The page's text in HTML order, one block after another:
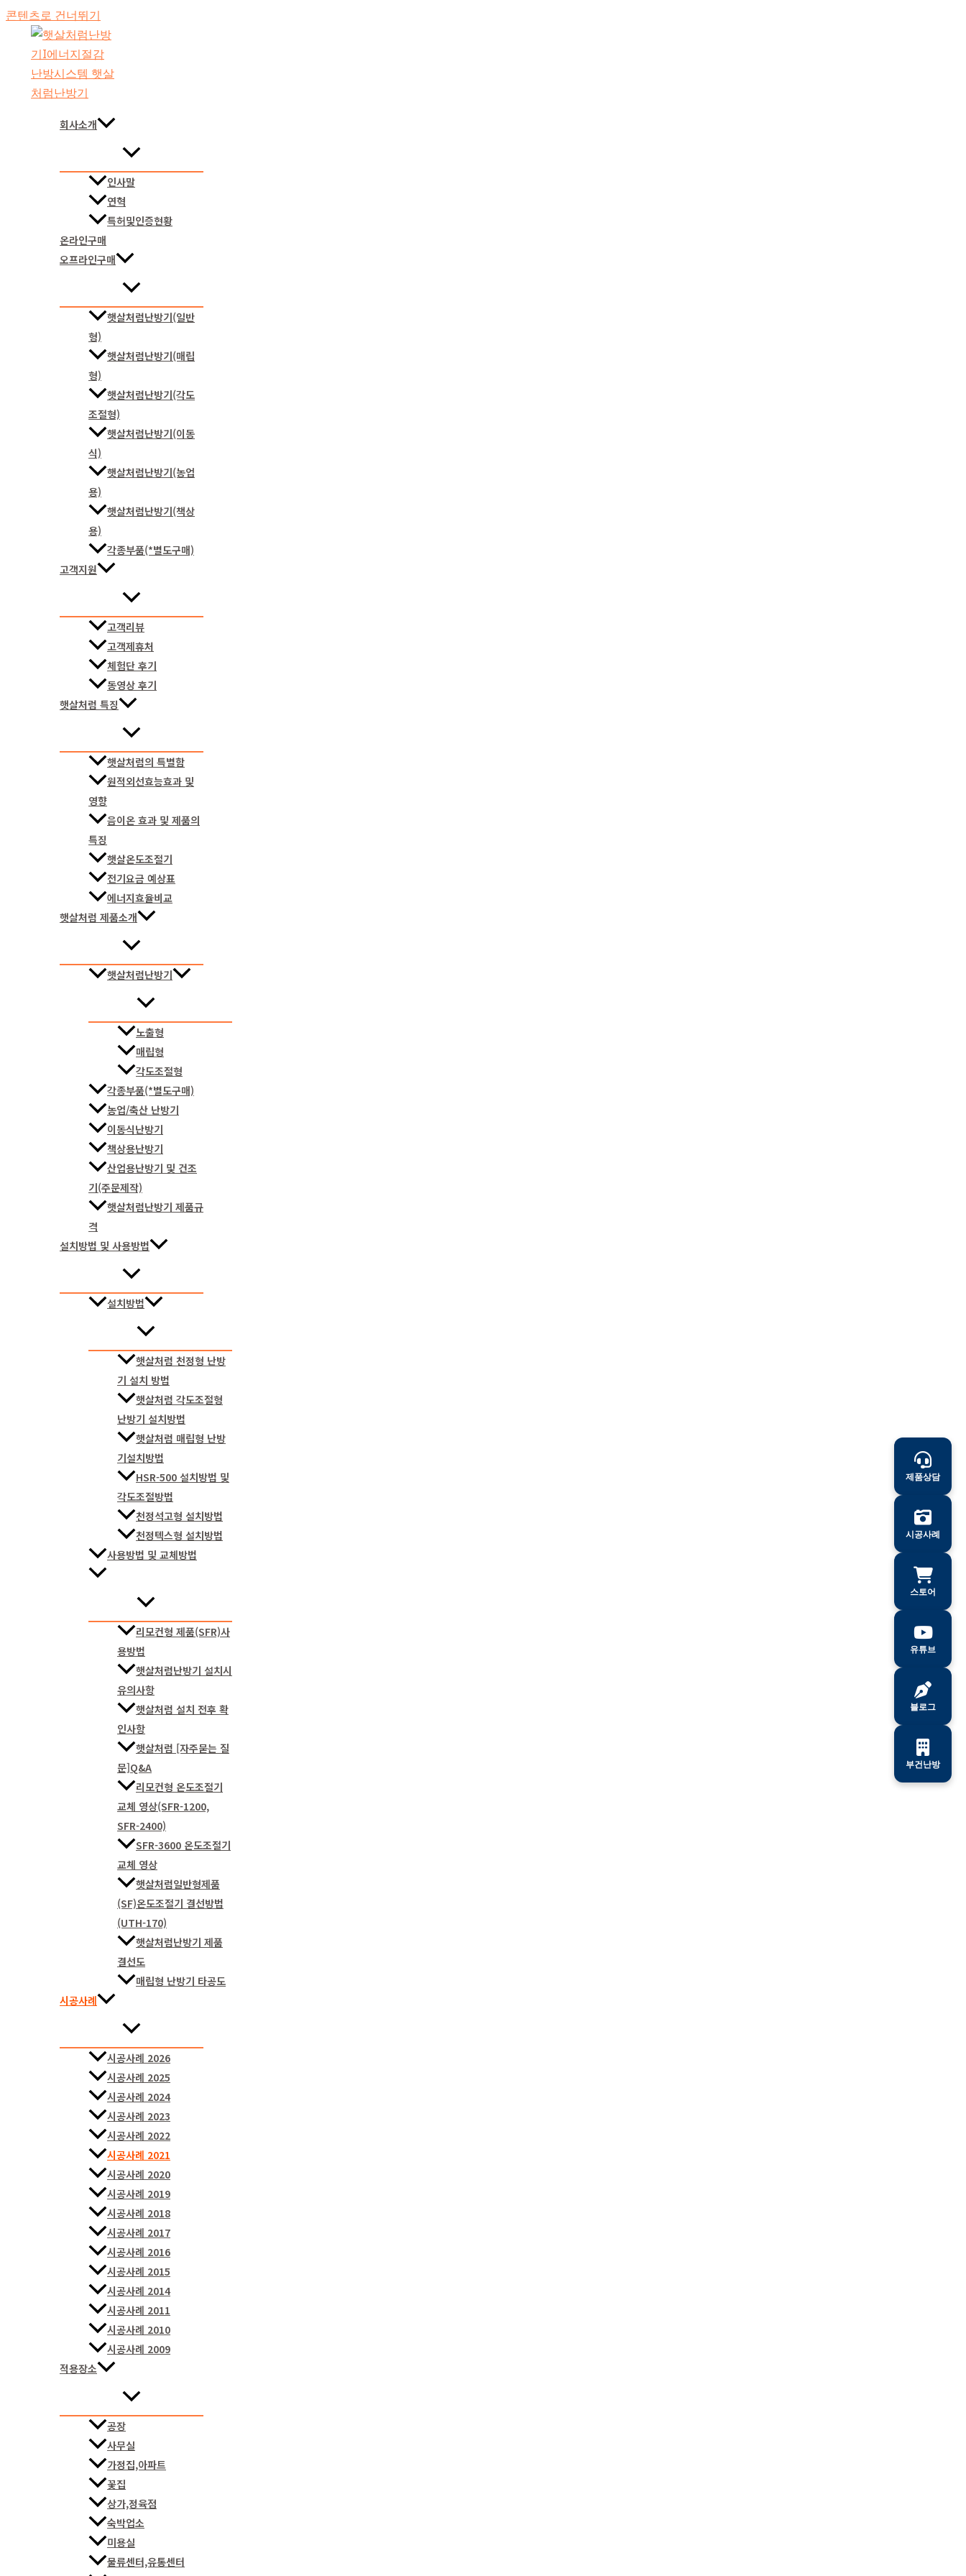
제품상담
시공사례
스토어
유튜브
블로그
부건난방
콘텐츠로 건너뛰기
회사소개
인사말
연혁
특허및인증현황
온라인구매
오프라인구매
햇살처럼난방기(일반
형)
햇살처럼난방기(매립
형)
햇살처럼난방기(각도
조절형)
햇살처럼난방기(이동
식)
햇살처럼난방기(농업
용)
햇살처럼난방기(책상
용)
각종부품(*별도구매)
고객지원
고객리뷰
고객제휴처
체험단 후기
동영상 후기
햇살처럼 특징
햇살처럼의 특별함
원적외선효능효과 및
영향
음이온 효과 및 제품의
특징
햇살온도조절기
전기요금 예상표
에너지효율비교
햇살처럼 제품소개
햇살처럼난방기
노출형
매립형
각도조절형
각종부품(*별도구매)
농업/축산 난방기
이동식난방기
책상용난방기
산업용난방기 및 건조
기(주문제작)
햇살처럼난방기 제품규
격
설치방법 및 사용방법
설치방법
햇살처럼 천정형 난방
기 설치 방법
햇살처럼 각도조절형
난방기 설치방법
햇살처럼 매립형 난방
기설치방법
HSR-500 설치방법 및
각도조절방법
천정석고형 설치방법
천정텍스형 설치방법
사용방법 및 교체방법
리모컨형 제품(SFR)사
용방법
햇살처럼난방기 설치시
유의사항
햇살처럼 설치 전후 확
인사항
햇살처럼 [자주묻는 질
문]Q&A
리모컨형 온도조절기
교체 영상(SFR-1200,
SFR-2400)
SFR-3600 온도조절기
교체 영상
햇살처럼일반형제품
(SF)온도조절기 결선방법
(UTH-170)
햇살처럼난방기 제품
결선도
매립형 난방기 타공도
시공사례
시공사례 2026
시공사례 2025
시공사례 2024
시공사례 2023
시공사례 2022
시공사례 2021
시공사례 2020
시공사례 2019
시공사례 2018
시공사례 2017
시공사례 2016
시공사례 2015
시공사례 2014
시공사례 2011
시공사례 2010
시공사례 2009
적용장소
공장
사무실
가정집,아파트
꽃집
상가,정육점
숙박업소
미용실
물류센터,유통센터